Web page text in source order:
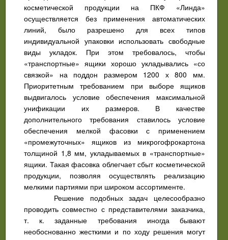
косметической продукции на ПКФ «Линда»
осуществляется без применения автоматических
линий, было разрешено для всех типов
индивидуальной упаковки использовать свободные
виды укладок. При этом требовалось, чтобы
«транспортные» ящики хорошо укладывались «со
связкой» на поддон размером 1200 х 800 мм.
Приоритетным требованием при выборе ящиков
выдвигалось условие обеспечения максимальной
унификации их размеров. В качестве
дополнительного требования ставилось условие
обеспечения мелкой фасовки с применением
«промежуточных» ящиков из микрогофрокартона
толщиной 1,8 мм, укладываемых в «транспортные»
ящики. Такая фасовка облегчает сбыт косметической
продукции, позволяя осуществлять реализацию
мелкими партиями при широком ассортименте.
Решение подобных задач целесообразно
проводить совместно с представителями заказчика,
т. к. заданные требования иногда бывают
необоснованно жесткими и по ходу решения могут